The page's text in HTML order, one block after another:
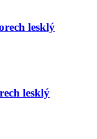
lesklý
lesklý